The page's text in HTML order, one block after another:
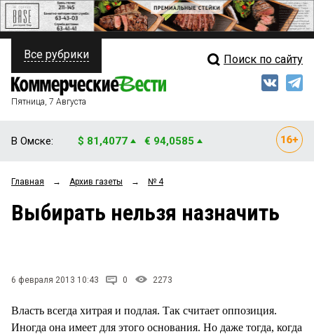
ПОЛИТИКА
ФИНАНСЫ
ОБЩЕСТВО
ЗАКОН
ПРОИСШЕСТВИЯ
СТИЛЬ ЖИЗНИ
Свежий выпуск
Рейтинги
Все рубрики Поиск по сайту
Пятница, 7 Августа
В Омске: $ 81,4077 € 94,0585
Главная → Архив газеты → № 4
Выбирать нельзя назначить
6 февраля 2013 10:43 0 2273
Власть всегда хитрая и подлая. Так считает оппозиция.
Иногда она имеет для этого основания. Но даже тогда, когда